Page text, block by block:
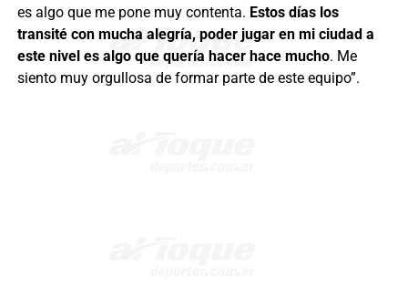
es algo que me pone muy contenta. Estos días los
transité con mucha alegría, poder jugar en mi ciudad a
este nivel es algo que quería hacer hace mucho. Me
siento muy orgullosa de formar parte de este equipo”.